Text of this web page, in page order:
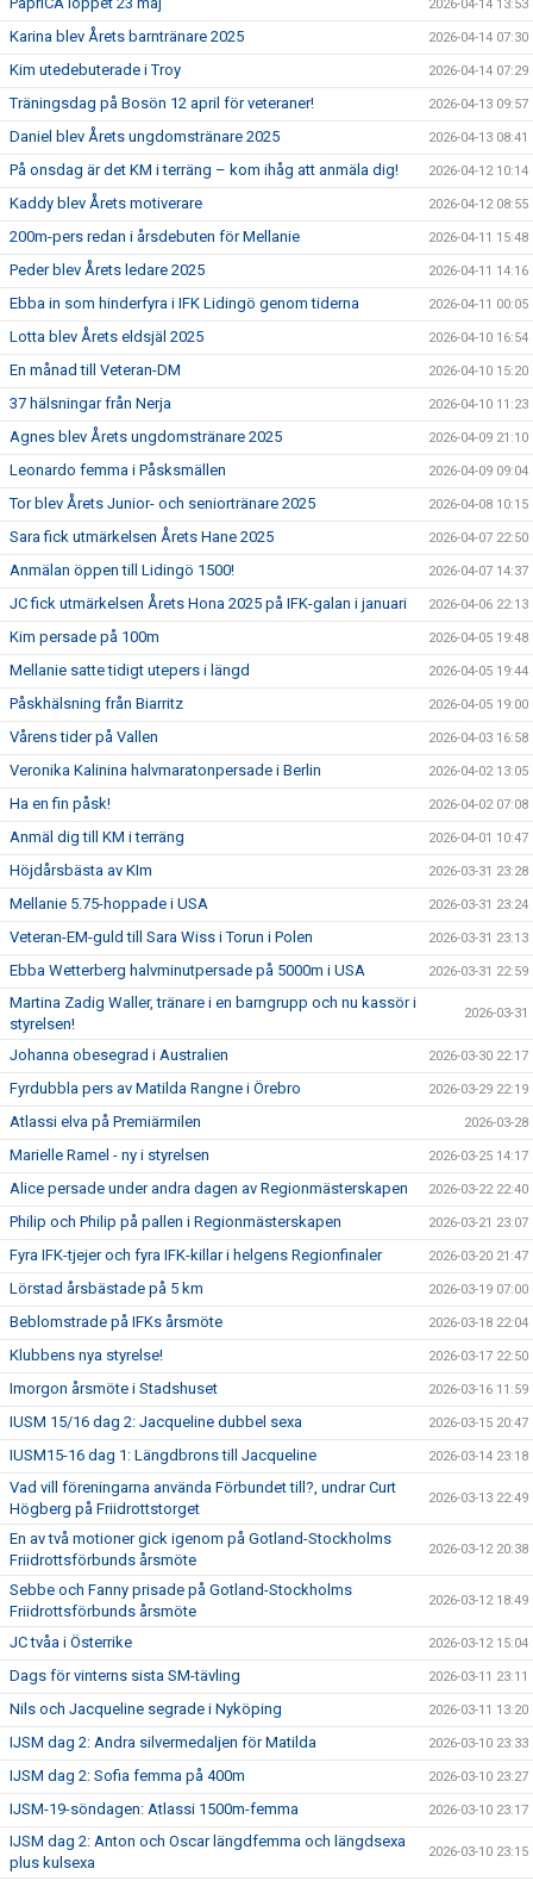
2026-04-14 13:53
Karina blev Årets barntränare 2025 2026-04-14 07:30
Kim utedebuterade i Troy 2026-04-14 07:29
Träningsdag på Bosön 12 april för veteraner! 2026-04-13 09:57
Daniel blev Årets ungdomstränare 2025 2026-04-13 08:41
På onsdag är det KM i terräng – kom ihåg att anmäla dig! 2026-04-12 10:14
Kaddy blev Årets motiverare 2026-04-12 08:55
200m-pers redan i årsdebuten för Mellanie 2026-04-11 15:48
Peder blev Årets ledare 2025 2026-04-11 14:16
Ebba in som hinderfyra i IFK Lidingö genom tiderna 2026-04-11 00:05
Lotta blev Årets eldsjäl 2025 2026-04-10 16:54
En månad till Veteran-DM 2026-04-10 15:20
37 hälsningar från Nerja 2026-04-10 11:23
Agnes blev Årets ungdomstränare 2025 2026-04-09 21:10
Leonardo femma i Påsksmällen 2026-04-09 09:04
Tor blev Årets Junior- och seniortränare 2025 2026-04-08 10:15
Sara fick utmärkelsen Årets Hane 2025 2026-04-07 22:50
Anmälan öppen till Lidingö 1500! 2026-04-07 14:37
JC fick utmärkelsen Årets Hona 2025 på IFK-galan i januari 2026-04-06 22:13
Kim persade på 100m 2026-04-05 19:48
Mellanie satte tidigt utepers i längd 2026-04-05 19:44
Påskhälsning från Biarritz 2026-04-05 19:00
Vårens tider på Vallen 2026-04-03 16:58
Veronika Kalinina halvmaratonpersade i Berlin 2026-04-02 13:05
Ha en fin påsk! 2026-04-02 07:08
Anmäl dig till KM i terräng 2026-04-01 10:47
Höjdårsbästa av KIm 2026-03-31 23:28
Mellanie 5.75-hoppade i USA 2026-03-31 23:24
Veteran-EM-guld till Sara Wiss i Torun i Polen 2026-03-31 23:13
Ebba Wetterberg halvminutpersade på 5000m i USA 2026-03-31 22:59
Martina Zadig Waller, tränare i en barngrupp och nu kassör i
styrelsen!
2026-03-31
Johanna obesegrad i Australien 2026-03-30 22:17
Fyrdubbla pers av Matilda Rangne i Örebro 2026-03-29 22:19
Atlassi elva på Premiärmilen 2026-03-28
Marielle Ramel - ny i styrelsen 2026-03-25 14:17
Alice persade under andra dagen av Regionmästerskapen 2026-03-22 22:40
Philip och Philip på pallen i Regionmästerskapen 2026-03-21 23:07
Fyra IFK-tjejer och fyra IFK-killar i helgens Regionfinaler 2026-03-20 21:47
Lörstad årsbästade på 5 km 2026-03-19 07:00
Beblomstrade på IFKs årsmöte 2026-03-18 22:04
Klubbens nya styrelse! 2026-03-17 22:50
Imorgon årsmöte i Stadshuset 2026-03-16 11:59
IUSM 15/16 dag 2: Jacqueline dubbel sexa 2026-03-15 20:47
IUSM15-16 dag 1: Längdbrons till Jacqueline 2026-03-14 23:18
Vad vill föreningarna använda Förbundet till?, undrar Curt
Högberg på Friidrottstorget
2026-03-13 22:49
En av två motioner gick igenom på Gotland-Stockholms
Friidrottsförbunds årsmöte
2026-03-12 20:38
Sebbe och Fanny prisade på Gotland-Stockholms
Friidrottsförbunds årsmöte
2026-03-12 18:49
JC tvåa i Österrike 2026-03-12 15:04
Dags för vinterns sista SM-tävling 2026-03-11 23:11
Nils och Jacqueline segrade i Nyköping 2026-03-11 13:20
IJSM dag 2: Andra silvermedaljen för Matilda 2026-03-10 23:33
IJSM dag 2: Sofia femma på 400m 2026-03-10 23:27
IJSM-19-söndagen: Atlassi 1500m-femma 2026-03-10 23:17
IJSM dag 2: Anton och Oscar längdfemma och längdsexa
plus kulsexa
2026-03-10 23:15